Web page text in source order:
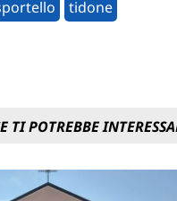
tidone
TI POTREBBE